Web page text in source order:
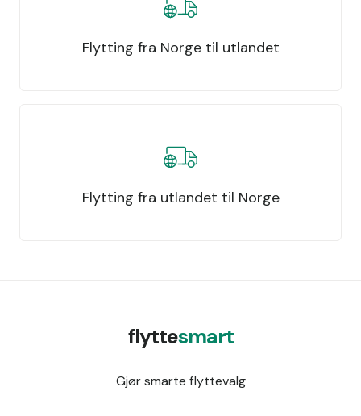
Flytting fra Norge til utlandet
Flytting fra utlandet til Norge
flyttesmart
Gjør smarte flyttevalg